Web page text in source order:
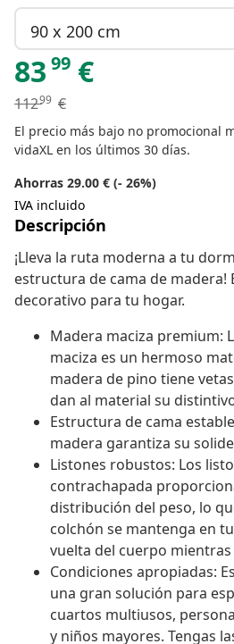
90 x 200 cm
83 99 €
11299 €
El precio más bajo no promocional
vidaXL en los últimos 30 días.
Ahorras 29.00 € (- 26%)
IVA incluido
Descripción
¡Lleva la ruta moderna a tu
estructura de cama de madera!
decorativo para tu hogar.
Madera maciza premium:
maciza es un hermoso
madera de pino tiene
dan al material su
Estructura de cama
madera garantiza su
Listones robustos: Los
contrachapada
distribución del peso, lo
colchón se mantenga en
vuelta del cuerpo
Condiciones apropiadas:
una gran solución para
cuartos multiusos,
y niños mayores. Tengas